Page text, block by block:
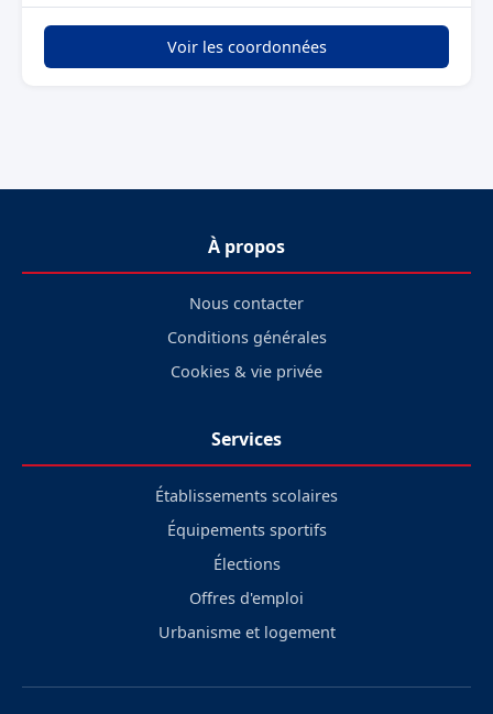
Voir les coordonnées
À propos
Nous contacter
Conditions générales
Cookies & vie privée
Services
Établissements scolaires
Équipements sportifs
Élections
Offres d'emploi
Urbanisme et logement